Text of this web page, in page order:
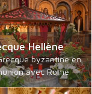
Hellène
byzantine en
avec Rome